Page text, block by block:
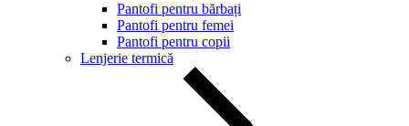
Pantofi pentru bărbați
Pantofi pentru femei
Pantofi pentru copii
Lenjerie termică